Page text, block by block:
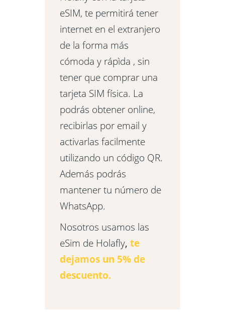
eSIM, te permitirá tener
internet en el extranjero
de la forma más
cómoda y rápìda , sin
tener que comprar una
tarjeta SIM física. La
podrás obtener online,
recibirlas por email y
activarlas facilmente
utilizando un código QR.
Además podrás
mantener tu número de
WhatsApp.
Nosotros usamos las
eSim de Holafly te
dejamos un 5% de
descuento.